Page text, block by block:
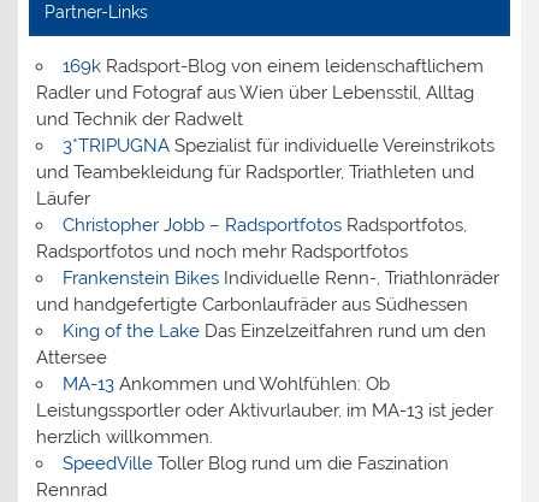
Partner-Links
169kRadsport-Blog von einem leidenschaftlichem
Radler und Fotograf aus Wien über Lebensstil, Alltag
und Technik der Radwelt
3*TRIPUGNASpezialist für individuelle Vereinstrikots
und Teambekleidung für Radsportler, Triathleten und
Läufer
Christopher Jobb – RadsportfotosRadsportfotos,
Radsportfotos und noch mehr Radsportfotos
Frankenstein BikesIndividuelle Renn-, Triathlonräder
und handgefertigte Carbonlaufräder aus Südhessen
King of the LakeDas Einzelzeitfahren rund um den
Attersee
MA-13Ankommen und Wohlfühlen: Ob
Leistungssportler oder Aktivurlauber, im MA-13 ist jeder
herzlich willkommen.
SpeedVilleToller Blog rund um die Faszination
Rennrad